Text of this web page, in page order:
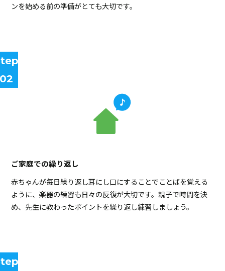
ンを始める前の準備がとても大切です。
ご家庭での繰り返し
赤ちゃんが毎日繰り返し耳にし口にすることでことばを覚える
ように、楽器の練習も日々の反復が大切です。親子で時間を決
め、先生に教わったポイントを繰り返し練習しましょう。